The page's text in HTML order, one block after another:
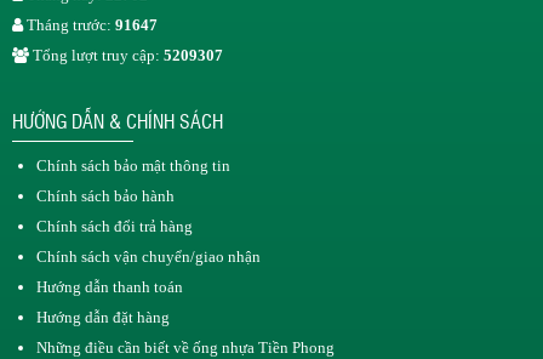
Tháng trước: 91647
Tổng lượt truy cập: 5209307
HƯỚNG DẪN & CHÍNH SÁCH
Chính sách bảo mật thông tin
Chính sách bảo hành
Chính sách đổi trả hàng
Chính sách vận chuyển/giao nhận
Hướng dẫn thanh toán
Hướng dẫn đặt hàng
Những điều cần biết về ống nhựa Tiền Phong